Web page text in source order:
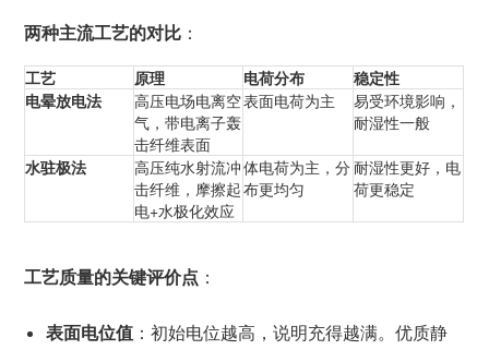
两种主流工艺的对比 ：
工艺 原理 电荷分布
稳定性
电晕放电法
高压电场电离空
气，带电离子轰
击纤维表面
表面电荷为主
易受环境影响，
耐湿性一般
水驻极法
高压纯水射流冲
击纤维，摩擦起
电+水极化效应
体电荷为主，分
布更均匀
耐湿性更好，电
荷更稳定
工艺质量的关键评价点 ：
表面电位值 ：初始电位越高，说明充得越满。优质静